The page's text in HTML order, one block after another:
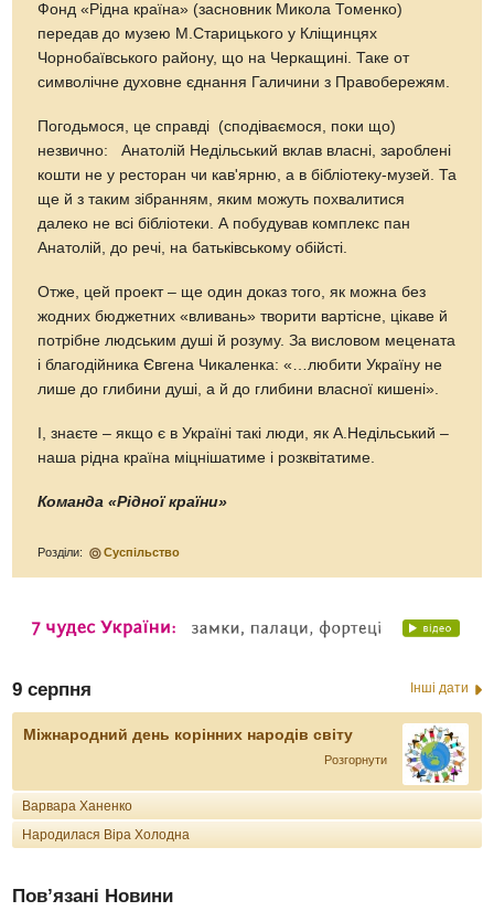
Фонд «Рідна країна» (засновник Микола Томенко)
передав до музею М.Старицького у Кліщинцях
Чорнобаївського району, що на Черкащині. Таке от
символічне духовне єднання Галичини з Правобережям.
Погодьмося, це справді (сподіваємося, поки що)
незвично: Анатолій Недільський вклав власні, зароблені
кошти не у ресторан чи кав'ярню, а в бібліотеку-музей. Та
ще й з таким зібранням, яким можуть похвалитися
далеко не всі бібліотеки. А побудував комплекс пан
Анатолій, до речі, на батьківському обійсті.
Отже, цей проект – ще один доказ того, як можна без
жодних бюджетних «вливань» творити вартісне, цікаве й
потрібне людським душі й розуму. За висловом мецената
і благодійника Євгена Чикаленка: «…любити Україну не
лише до глибини душі, а й до глибини власної кишені».
І, знаєте – якщо є в Україні такі люди, як А.Недільський –
наша рідна країна міцнішатиме і розквітатиме.
Команда «Рідної країни»
Розділи: Суспільство
9 серпня Інші дати
Міжнародний день корінних народів світу
Розгорнути
Варвара Ханенко
Народилася Віра Холодна
Пов’язані Новини